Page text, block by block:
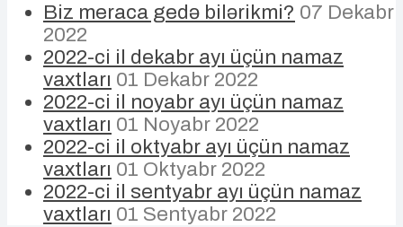
Biz meraca gedə bilərikmi? 07 Dekabr
2022
2022-ci il dekabr ayı üçün namaz
vaxtları 01 Dekabr 2022
2022-ci il noyabr ayı üçün namaz
vaxtları 01 Noyabr 2022
2022-ci il oktyabr ayı üçün namaz
vaxtları 01 Oktyabr 2022
2022-ci il sentyabr ayı üçün namaz
vaxtları 01 Sentyabr 2022